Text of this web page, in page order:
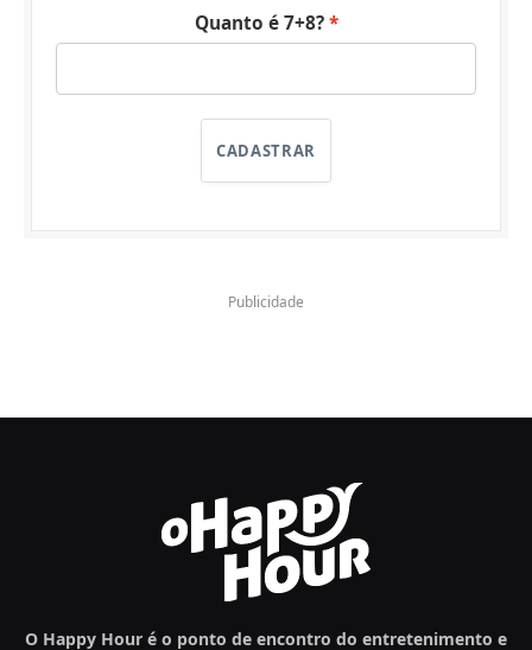
Quanto é 7+8?
CADASTRAR
Publicidade
O Happy Hour é o ponto de encontro do entretenimento e